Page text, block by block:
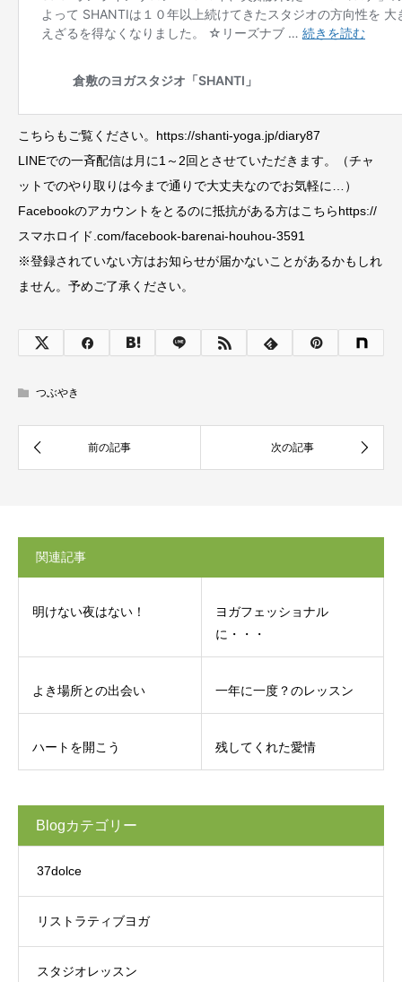
こちらもご覧ください。https://shanti-yoga.jp/diary87
LINEでの一斉配信は月に1～2回とさせていただきます。（チャ
ットでのやり取りは今まで通りで大丈夫なのでお気軽に…）
Facebookのアカウントをとるのに抵抗がある方はこちらhttps://
スマホロイド.com/facebook-barenai-houhou-3591
※登録されていない方はお知らせが届かないことがあるかもしれ
ません。予めご了承ください。
つぶやき
関連記事
明けない夜はない！
ヨガフェッショナル
に・・・
よき場所との出会い 一年に一度？のレッスン
ハートを開こう 残してくれた愛情
Blogカテゴリー
37dolce
リストラティブヨガ
スタジオレッスン